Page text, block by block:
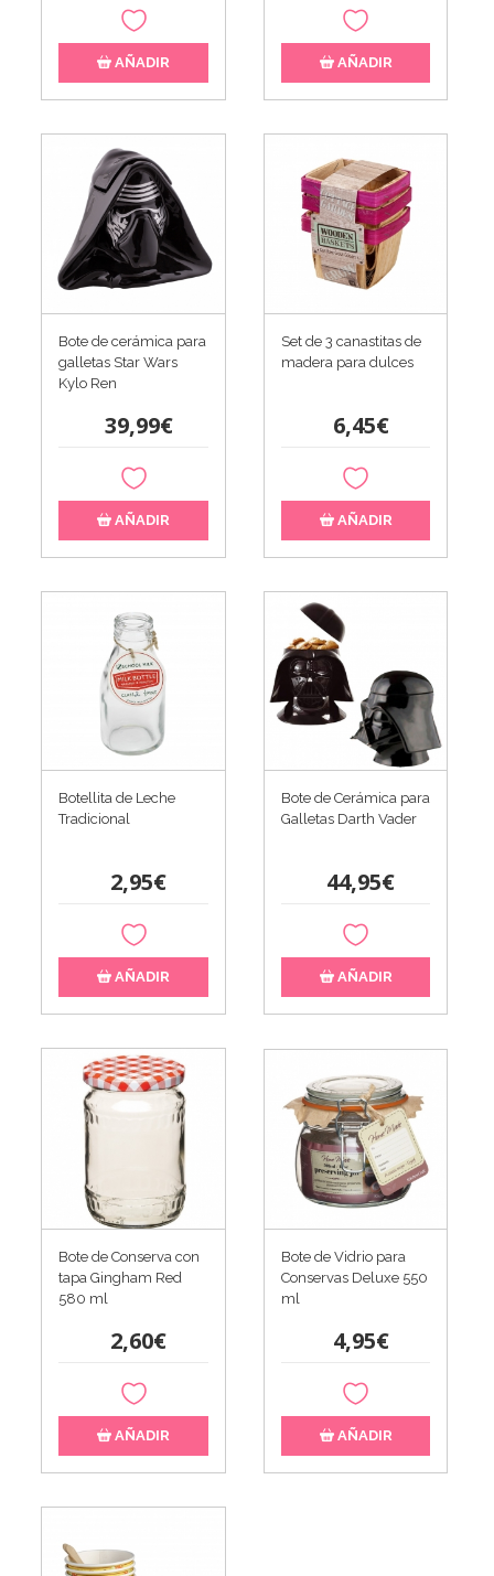
AÑADIR AÑADIR
Bote de cerámica para
galletas Star Wars
Kylo Ren
39,99€
AÑADIR
Set de 3 canastitas de
madera para dulces
6,45€
AÑADIR
Botellita de Leche
Tradicional
2,95€
AÑADIR
Bote de Cerámica para
Galletas Darth Vader
44,95€
AÑADIR
Bote de Conserva con
tapa Gingham Red
580 ml
2,60€
AÑADIR
Bote de Vidrio para
Conservas Deluxe 550
ml
4,95€
AÑADIR